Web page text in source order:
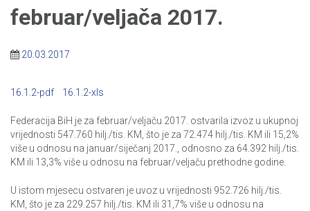
februar/veljača 2017.
20.03.2017
16.1.2-pdf 16.1.2-xls
Federacija BiH je za februar/veljaču 2017. ostvarila izvoz u ukupnoj
vrijednosti 547.760 hilj./tis. KM, što je za 72.474 hilj./tis. KM ili 15,2%
više u odnosu na januar/siječanj 2017., odnosno za 64.392 hilj./tis.
KM ili 13,3% više u odnosu na februar/veljaču prethodne godine.
U istom mjesecu ostvaren je uvoz u vrijednosti 952.726 hilj./tis.
KM, što je za 229.257 hilj./tis. KM ili 31,7% više u odnosu na